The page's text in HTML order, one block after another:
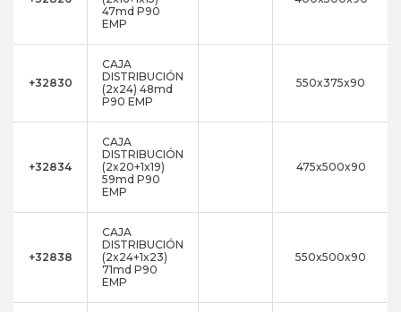
47md P90
EMP
+32830
CAJA
DISTRIBUCIÓN
(2x24) 48md
P90 EMP
550x375x90
+32834
CAJA
DISTRIBUCIÓN
(2x20+1x19)
59md P90
EMP
475x500x90
+32838
CAJA
DISTRIBUCIÓN
(2x24+1x23)
71md P90
EMP
550x500x90